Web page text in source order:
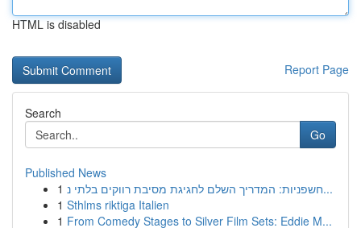
HTML is disabled
Report Page
Search
Go
Published News
1
חשפניות: המדריך השלם לחגיגת מסיבת רווקים בלתי נ...
1 Sthlms riktiga Italien
1 From Comedy Stages to Silver Film Sets: Eddie M...